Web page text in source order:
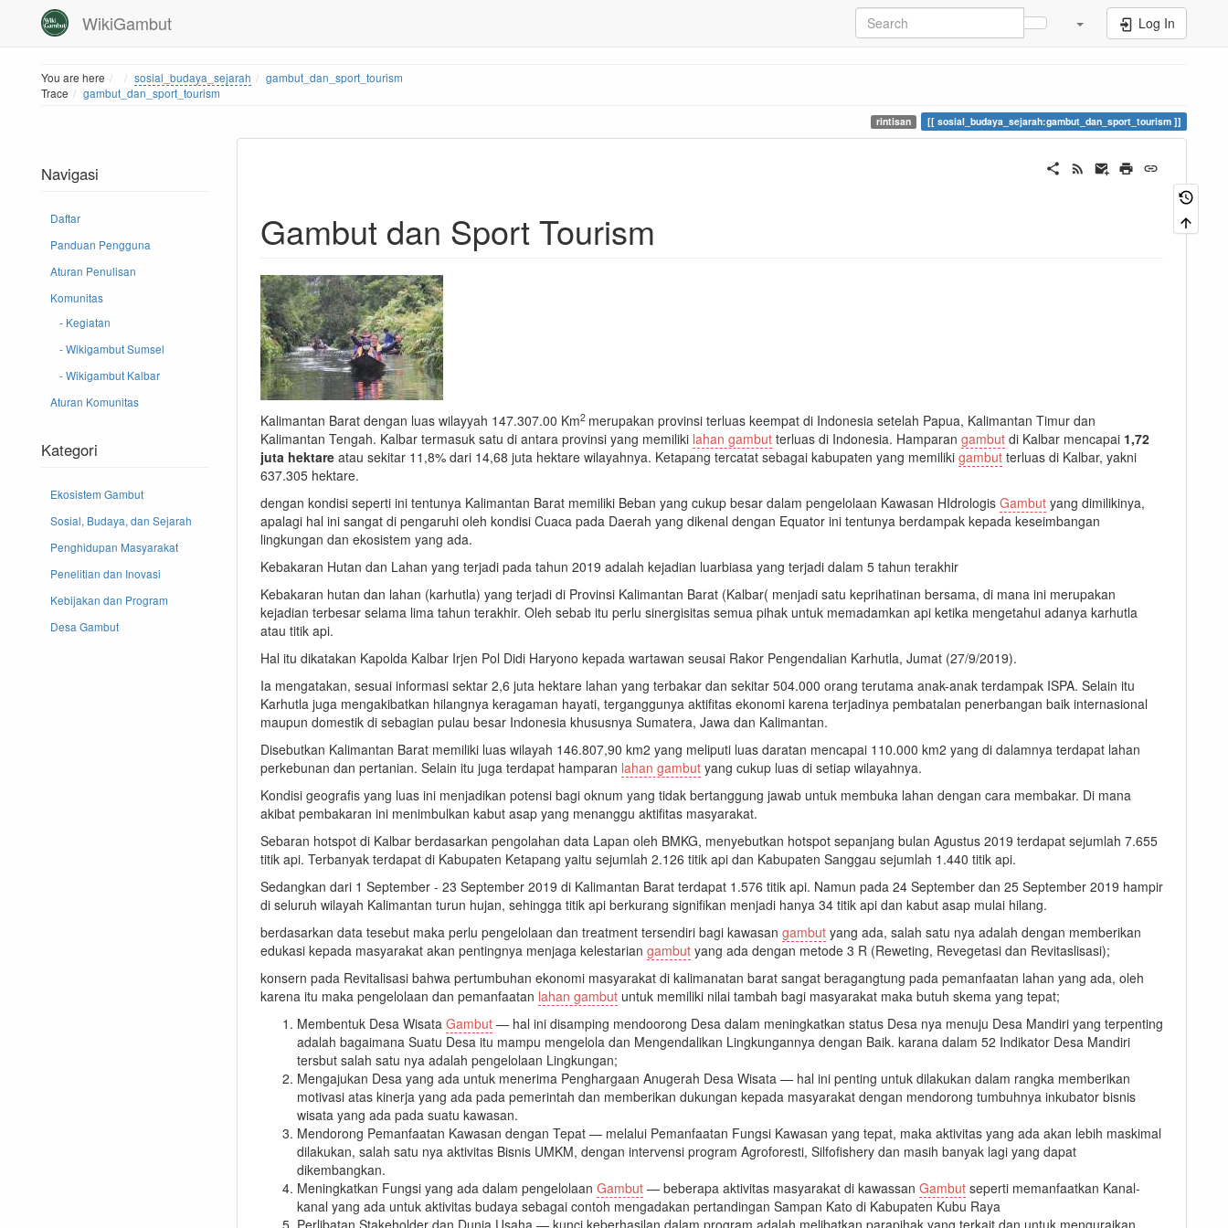
WikiGambut Log In
You are here Home
sosial_budaya_sejarah
gambut_dan_sport_tourism
Trace
gambut_dan_sport_tourism
rintisan sosial_budaya_sejarah:gambut_dan_sport_tourism
Navigasi
Daftar
Panduan Pengguna
Aturan Penulisan
Komunitas
- Kegiatan
- Wikigambut Sumsel
- Wikigambut Kalbar
Aturan Komunitas
Kategori
Ekosistem Gambut
Sosial, Budaya, dan Sejarah
Penghidupan Masyarakat
Penelitian dan Inovasi
Kebijakan dan Program
Desa Gambut
Gambut dan Sport Tourism
Kalimantan Barat dengan luas wilayyah 147.307.00 Km2 merupakan provinsi terluas keempat di Indonesia setelah Papua, Kalimantan Timur dan
Kalimantan Tengah. Kalbar termasuk satu di antara provinsi yang memiliki lahan gambut terluas di Indonesia. Hamparan gambut di Kalbar mencapai 1,72
juta hektare atau sekitar 11,8% dari 14,68 juta hektare wilayahnya. Ketapang tercatat sebagai kabupaten yang memiliki gambut terluas di Kalbar, yakni
637.305 hektare.
dengan kondisi seperti ini tentunya Kalimantan Barat memiliki Beban yang cukup besar dalam pengelolaan Kawasan HIdrologis Gambut yang dimilikinya,
apalagi hal ini sangat di pengaruhi oleh kondisi Cuaca pada Daerah yang dikenal dengan Equator ini tentunya berdampak kepada keseimbangan
lingkungan dan ekosistem yang ada.
Kebakaran Hutan dan Lahan yang terjadi pada tahun 2019 adalah kejadian luarbiasa yang terjadi dalam 5 tahun terakhir
Kebakaran hutan dan lahan (karhutla) yang terjadi di Provinsi Kalimantan Barat (Kalbar( menjadi satu keprihatinan bersama, di mana ini merupakan
kejadian terbesar selama lima tahun terakhir. Oleh sebab itu perlu sinergisitas semua pihak untuk memadamkan api ketika mengetahui adanya karhutla
atau titik api.
Hal itu dikatakan Kapolda Kalbar Irjen Pol Didi Haryono kepada wartawan seusai Rakor Pengendalian Karhutla, Jumat (27/9/2019).
Ia mengatakan, sesuai informasi sektar 2,6 juta hektare lahan yang terbakar dan sekitar 504.000 orang terutama anak-anak terdampak ISPA. Selain itu
Karhutla juga mengakibatkan hilangnya keragaman hayati, terganggunya aktifitas ekonomi karena terjadinya pembatalan penerbangan baik internasional
maupun domestik di sebagian pulau besar Indonesia khususnya Sumatera, Jawa dan Kalimantan.
Disebutkan Kalimantan Barat memiliki luas wilayah 146.807,90 km2 yang meliputi luas daratan mencapai 110.000 km2 yang di dalamnya terdapat lahan
perkebunan dan pertanian. Selain itu juga terdapat hamparan lahan gambut yang cukup luas di setiap wilayahnya.
Kondisi geografis yang luas ini menjadikan potensi bagi oknum yang tidak bertanggung jawab untuk membuka lahan dengan cara membakar. Di mana
akibat pembakaran ini menimbulkan kabut asap yang menanggu aktifitas masyarakat.
Sebaran hotspot di Kalbar berdasarkan pengolahan data Lapan oleh BMKG, menyebutkan hotspot sepanjang bulan Agustus 2019 terdapat sejumlah 7.655
titik api. Terbanyak terdapat di Kabupaten Ketapang yaitu sejumlah 2.126 titik api dan Kabupaten Sanggau sejumlah 1.440 titik api.
Sedangkan dari 1 September - 23 September 2019 di Kalimantan Barat terdapat 1.576 titik api. Namun pada 24 September dan 25 September 2019 hampir
di seluruh wilayah Kalimantan turun hujan, sehingga titik api berkurang signifikan menjadi hanya 34 titik api dan kabut asap mulai hilang.
berdasarkan data tesebut maka perlu pengelolaan dan treatment tersendiri bagi kawasan gambut yang ada, salah satu nya adalah dengan memberikan
edukasi kepada masyarakat akan pentingnya menjaga kelestarian gambut yang ada dengan metode 3 R (Reweting, Revegetasi dan Revitaslisasi);
konsern pada Revitalisasi bahwa pertumbuhan ekonomi masyarakat di kalimanatan barat sangat beragangtung pada pemanfaatan lahan yang ada, oleh
karena itu maka pengelolaan dan pemanfaatan lahan gambut untuk memiliki nilai tambah bagi masyarakat maka butuh skema yang tepat;
Membentuk Desa Wisata Gambut — hal ini disamping mendoorong Desa dalam meningkatkan status Desa nya menuju Desa Mandiri yang terpenting
adalah bagaimana Suatu Desa itu mampu mengelola dan Mengendalikan Lingkungannya dengan Baik. karana dalam 52 Indikator Desa Mandiri
tersbut salah satu nya adalah pengelolaan Lingkungan;
Mengajukan Desa yang ada untuk menerima Penghargaan Anugerah Desa Wisata — hal ini penting untuk dilakukan dalam rangka memberikan
motivasi atas kinerja yang ada pada pemerintah dan memberikan dukungan kepada masyarakat dengan mendorong tumbuhnya inkubator bisnis
wisata yang ada pada suatu kawasan.
Mendorong Pemanfaatan Kawasan dengan Tepat — melalui Pemanfaatan Fungsi Kawasan yang tepat, maka aktivitas yang ada akan lebih maskimal
dilakukan, salah satu nya aktivitas Bisnis UMKM, dengan intervensi program Agroforesti, Silfofishery dan masih banyak lagi yang dapat
dikembangkan.
Meningkatkan Fungsi yang ada dalam pengelolaan Gambut — beberapa aktivitas masyarakat di kawassan Gambut seperti memanfaatkan Kanal-
kanal yang ada untuk aktivitas budaya sebagai contoh mengadakan pertandingan Sampan Kato di Kabupaten Kubu Raya